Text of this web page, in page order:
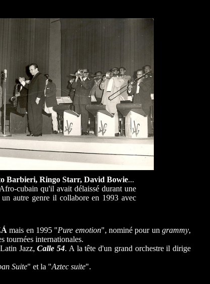
Barbieri, Ringo Starr, David Bowie...
cubain qu'il avait délaissé durant une
autre genre il collabore en 1993 avec
mais en 1995 "Pure emotion", nominé pour ungrammy,
tournées internationales.
Jazz,Calle 54. A la tête d'un grand orchestre il dirige
Suite" et la "Aztec suite".